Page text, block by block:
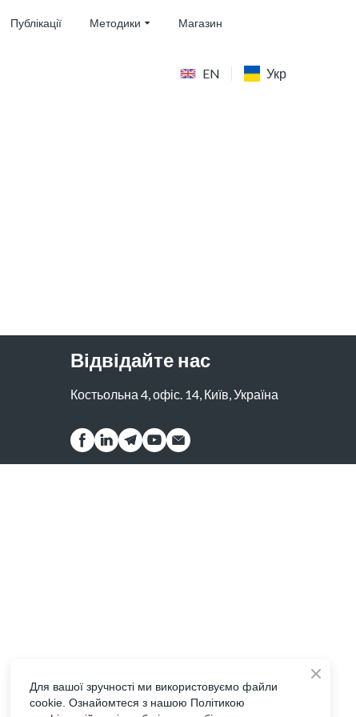
Публікації Методики Магазин
EN Укр
Відвідайте нас
Костьольна 4, офіс. 14, Київ, Україна
Для вашої зручності ми використовуємо файли
cookie. Ознайомтеся з нашою Політикою